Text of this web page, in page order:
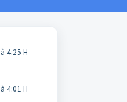
4:25 H
4:01 H